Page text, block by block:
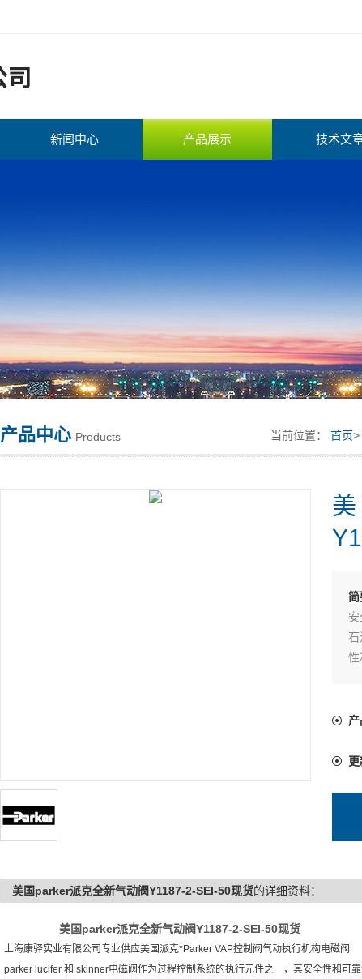
新闻中心 产品展示 技术文
产品中心 Products 当前位置： 首页>
简
石
性
产
更
美国parker派克全新气动阀Y1187-2-SEI-50现货的详细资料：
美国parker派克全新气动阀Y1187-2-SEI-50现货
上海康驿实业有限公司专业供应美国派克*Parker VAP控制阀气动执行机构电磁阀
parker lucifer 和 skinner电磁阀作为过程控制系统的执行元件之一，其安全性和可